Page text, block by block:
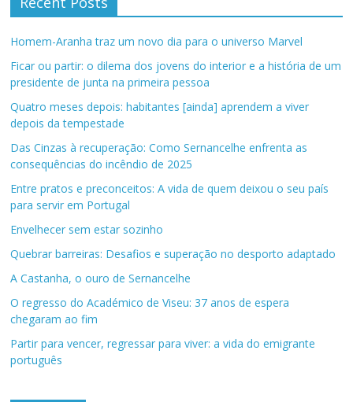
Homem-Aranha traz um novo dia para o universo Marvel
Ficar ou partir: o dilema dos jovens do interior e a história de um
presidente de junta na primeira pessoa
Quatro meses depois: habitantes [ainda] aprendem a viver
depois da tempestade
Das Cinzas à recuperação: Como Sernancelhe enfrenta as
consequências do incêndio de 2025
Entre pratos e preconceitos: A vida de quem deixou o seu país
para servir em Portugal
Envelhecer sem estar sozinho
Quebrar barreiras: Desafios e superação no desporto adaptado
A Castanha, o ouro de Sernancelhe
O regresso do Académico de Viseu: 37 anos de espera
chegaram ao fim
Partir para vencer, regressar para viver: a vida do emigrante
português